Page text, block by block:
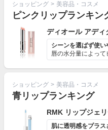
ショッピング > 美容品・コスメ
ピンクリップランキン
ディオール アディ
シーンを選ばず使い
ショッピング > 美容品・コスメ
青リップランキング
RMK リップジェ
肌に透明感をプラス